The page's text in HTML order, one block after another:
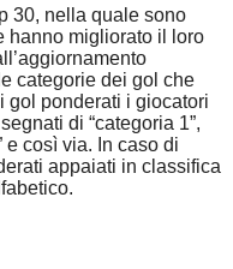
30, nella quale sono
hanno migliorato il loro
categorie dei gol che
gol ponderati i giocatori
di “categoria 1”,
e così via. In caso di
appaiati in classifica